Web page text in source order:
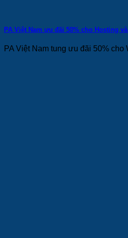
PA Việt Nam ưu đãi 50% cho Hosting
PA Việt Nam tung ưu đãi 50%